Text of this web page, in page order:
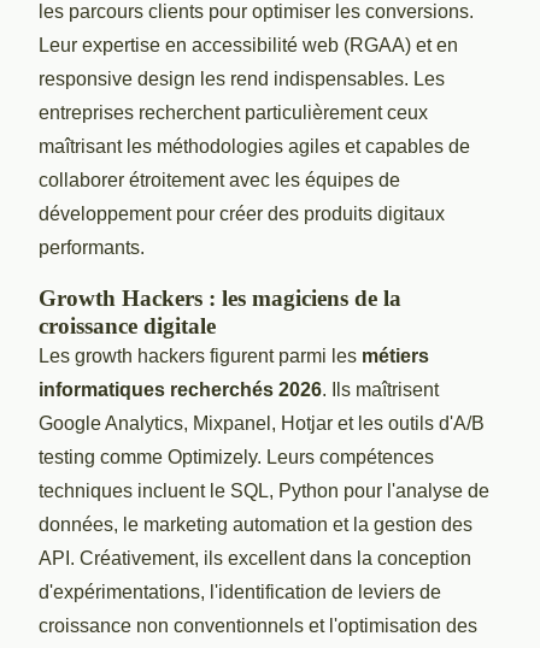
les parcours clients pour optimiser les conversions.
Leur expertise en accessibilité web (RGAA) et en
responsive design les rend indispensables. Les
entreprises recherchent particulièrement ceux
maîtrisant les méthodologies agiles et capables de
collaborer étroitement avec les équipes de
développement pour créer des produits digitaux
performants.
Growth Hackers : les magiciens de la
croissance digitale
Les growth hackers figurent parmi les métiers
informatiques recherchés 2026. Ils maîtrisent
Google Analytics, Mixpanel, Hotjar et les outils d'A/B
testing comme Optimizely. Leurs compétences
techniques incluent le SQL, Python pour l'analyse de
données, le marketing automation et la gestion des
API. Créativement, ils excellent dans la conception
d'expérimentations, l'identification de leviers de
croissance non conventionnels et l'optimisation des